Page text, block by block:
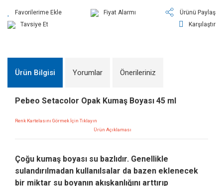
Fiyat Alarmı
Ürünü Paylaş
Tavsiye Et
Karşılaştır
Ürün Bilgisi Yorumlar Önerileriniz
Pebeo Setacolor Opak Kumaş Boyası 45 ml
Renk Kartelasını Görmek İçin Tıklayın
Ürün Açıklaması
Çoğu kumaş boyası su bazlıdır. Genellikle
sulandırılmadan kullanılsalar da bazen eklenecek
bir miktar su boyanın akışkanlığını arttırıp